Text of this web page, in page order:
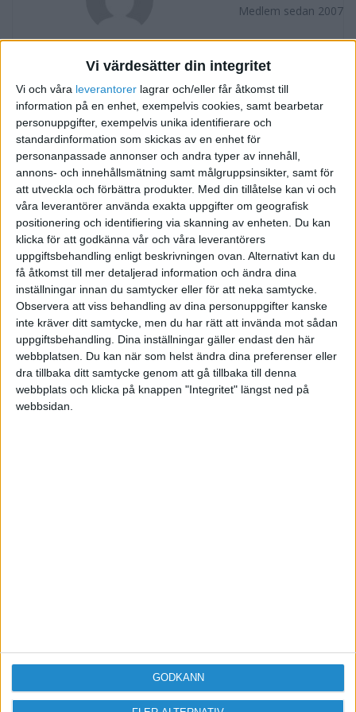
Vi värdesätter din integritet
Vi och våra leverantorer lagrar och/eller får åtkomst till
information på en enhet, exempelvis cookies, samt bearbetar
personuppgifter, exempelvis unika identifierare och
standardinformation som skickas av en enhet för
personanpassade annonser och andra typer av innehåll,
annons- och innehållsmätning samt målgruppsinsikter, samt för
att utveckla och förbättra produkter. Med din tillåtelse kan vi och
våra leverantörer använda exakta uppgifter om geografisk
positionering och identifiering via skanning av enheten. Du kan
klicka för att godkänna vår och våra leverantörers
uppgiftsbehandling enligt beskrivningen ovan. Alternativt kan du
få åtkomst till mer detaljerad information och ändra dina
inställningar innan du samtycker eller för att neka samtycke.
Observera att viss behandling av dina personuppgifter kanske
inte kräver ditt samtycke, men du har rätt att invända mot sådan
uppgiftsbehandling. Dina inställningar gäller endast den här
webbplatsen. Du kan när som helst ändra dina preferenser eller
dra tillbaka ditt samtycke genom att gå tillbaka till denna
webbplats och klicka på knappen "Integritet" längst ned på
webbsidan.
GODKÄNN
Medlem sedan 2007
Följ Skicka meddelande
FORUMAKTIVITET
Blomvakten undersökning
Svar i Försäljning och Marknadsföring
Blomvakten undersökning
Tråd i Försäljning och Marknadsföring 3
för 19 år sedan